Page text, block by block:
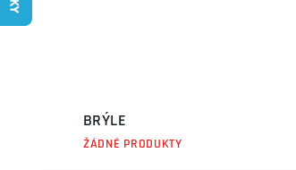
BRÝLE
ŽÁDNÉ PRODUKTY